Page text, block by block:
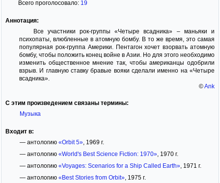
Всего проголосовало: 19
Аннотация:
Все участники рок-группы «Четыре всадника» – маньяки и
психопаты, влюбленные в атомную бомбу. В то же время, это самая
популярная рок-группа Америки. Пентагон хочет взорвать атомную
бомбу, чтобы положить конец войне в Азии. Но для этого необходимо
изменить общественное мнение так, чтобы американцы одобрили
взрыв. И главную ставку бравые вояки сделали именно на «Четыре
всадника».
©Ank
С этим произведением связаны термины:
Музыка
Входит в:
— антологию «Orbit 5», 1969 г.
— антологию «World's Best Science Fiction: 1970», 1970 г.
— антологию «Voyages: Scenarios for a Ship Called Earth», 1971 г.
— антологию «Best Stories from Orbit», 1975 г.